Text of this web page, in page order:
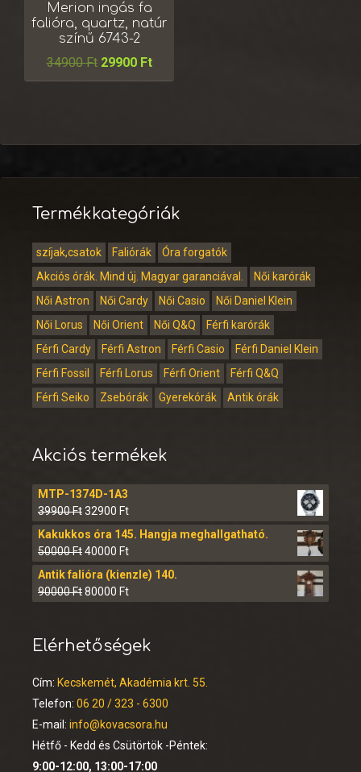
Merion ingás fa
falióra, quartz, natúr
színű 6743-2
34900Ft 29900 Ft
Termékkategóriák
szíjak,csatok Faliórák
Óra forgatók
Akciós órák. Mind új. Magyar garanciával.
Női karórák
Női Astron
Női Cardy Női Casio
Női Daniel Klein
Női Lorus
Női Orient Női Q&Q
Férfi karórák
Férfi Cardy
Férfi Astron Férfi Casio
Férfi Daniel Klein
Férfi Fossil
Férfi Lorus Férfi Orient
Férfi Q&Q
Férfi Seiko
Zsebórák Gyerekórák Antik órák
Akciós termékek
MTP-1374D-1A3
39900Ft32900 Ft
Kakukkos óra 145. Hangja meghallgatható.
50000Ft40000 Ft
Antik falióra (kienzle) 140.
90000Ft80000 Ft
Elérhetőségek
Cím: Kecskemét, Akadémia krt. 55.
Telefon: 06 20 / 323 - 6300
E-mail: info@kovacsora.hu
Hétfő - Kedd és Csütörtök -Péntek:
9:00-12:00, 13:00-17:00